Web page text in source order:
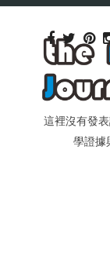
這裡沒有發
學證據